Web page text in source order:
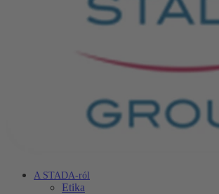
A STADA-ról
Etika